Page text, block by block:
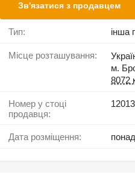
Зв'язатися з продавцем
Тип: інша
Місце розташування:
м.
8072
Номер у стоці
продавця:
12013
Дата розміщення: